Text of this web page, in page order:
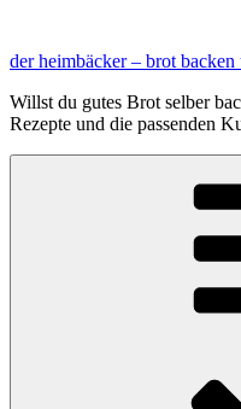
springen
der heimbäcker – brot
Willst du gutes Brot selber
Rezepte und die passenden